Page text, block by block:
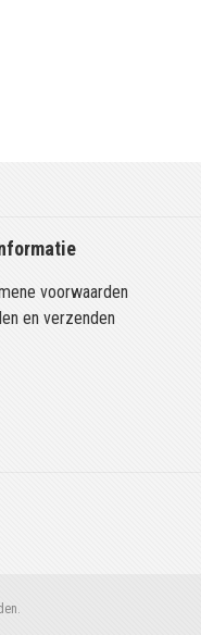
voorwaarden
en verzenden